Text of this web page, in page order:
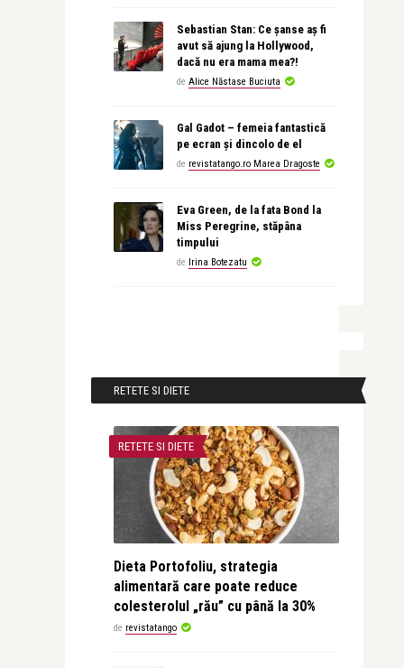
Sebastian Stan: Ce șanse aș fi
avut să ajung la Hollywood,
dacă nu era mama mea?!
de Alice Năstase Buciuta
Gal Gadot – femeia fantastică
pe ecran și dincolo de el
de revistatango.ro Marea Dragoste
Eva Green, de la fata Bond la
Miss Peregrine, stăpâna
timpului
de Irina Botezatu
RETETE SI DIETE
RETETE SI DIETE
Dieta Portofoliu, strategia
alimentară care poate reduce
colesterolul „rău” cu până la 30%
de revistatango